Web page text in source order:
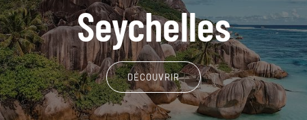
Seychelles
DÉCOUVRIR